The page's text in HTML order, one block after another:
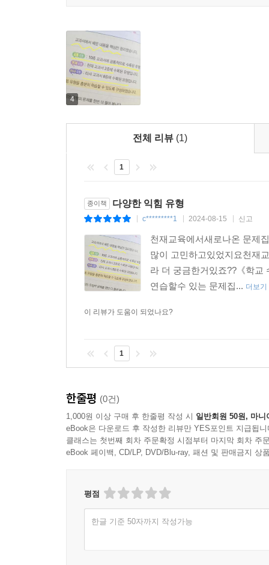
4
전체 리뷰 (1)
1
종이책 다양한 익힘 유형
c*********1 2024-08-15 신고
천재교육에서새로나온 문제
많이 고민하고있었지요천재
라 더 궁금한거있죠??《학교
연습할수 있는 문제집... 더보기
이 리뷰가 도움이 되었나요?
1
한줄평 (0건)
1,000원 이상 구매 후 한줄평 작성 시 일반회원 50원, 마니
eBook은 다운로드 후 작성한 리뷰만 YES포인트 지급됩니
클래스는 첫번째 회차 주문확정 시점부터 마지막 회차 주
eBook 페이백, CD/LP, DVD/Blu-ray, 패션 및 판매금지 상
평점
한글 기준 50자까지 작성가능